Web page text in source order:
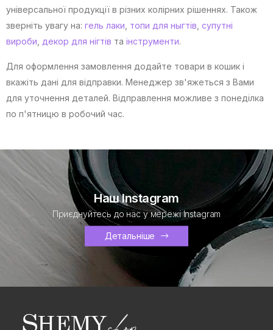
універсальної продукції в різних колірних рішеннях. Також
зверніть увагу на: гель лаки топи для ныгтів супутні
вироби декор для нігтів та інструменти.
Для оформлення замовлення додайте товари в кошик і
вкажіть дані для відправки. Менеджер зв'яжеться з Вами
для уточнення деталей. Відправлення можливе з понеділка
по п'ятницю в робочий час.
Наш Instagram
Приєднуйтесь до нас у мережі Instagram
Детальніше